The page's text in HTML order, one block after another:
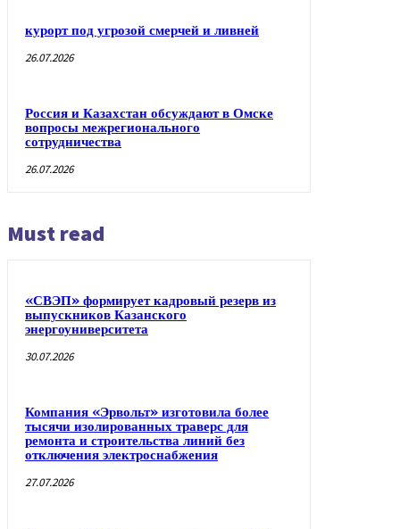
курорт под угрозой смерчей и ливней
26.07.2026
Россия и Казахстан обсуждают в Омске
вопросы межрегионального
сотрудничества
26.07.2026
Must read
«СВЭП» формирует кадровый резерв из
выпускников Казанского
энергоуниверситета
30.07.2026
Компания «Эрвольт» изготовила более
тысячи изолированных траверс для
ремонта и строительства линий без
отключения электроснабжения
27.07.2026